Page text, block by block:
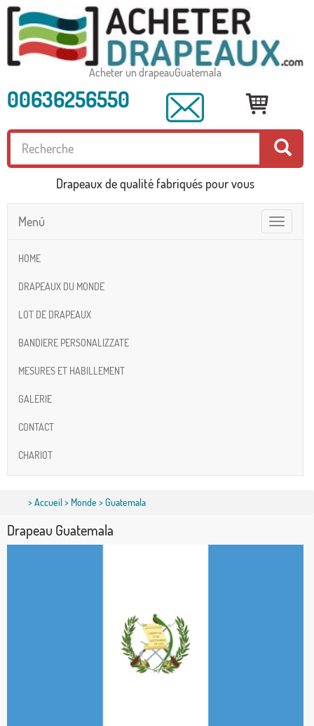
Acheter un drapeauGuatemala
00636256550
Drapeaux de qualité fabriqués pour vous
Toggle
navigation
Menú
HOME
DRAPEAUX DU MONDE
LOT DE DRAPEAUX
BANDIERE PERSONALIZZATE
MESURES ET HABILLEMENT
GALERIE
CONTACT
CHARIOT
>Accueil> Monde > Guatemala
Drapeau Guatemala